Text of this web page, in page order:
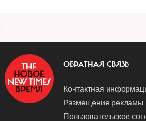
ОБРАТНАЯ СВЯЗЬ
Контактная
Размещение рекламы
Пользовательское